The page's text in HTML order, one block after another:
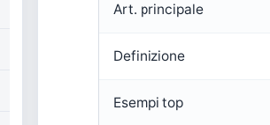
Art. principale
Definizione
Esempi top